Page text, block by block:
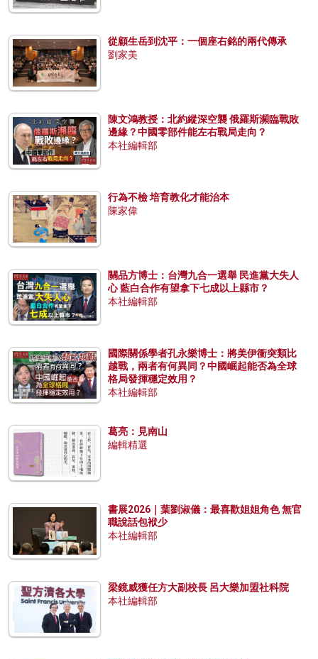
從顧生岳到沈平：一個座右銘的兩代傳承
劉家美
陳文鴻教授：北約縱深空襲 俄羅斯瀕臨戰敗
邊緣？中國零部件能左右戰局走向？
本社編輯部
行為不檢 培育教化才能治本
陳家偉
關品方博士：台灣九合一選舉 民進黨大失人
心 藍白合作有望拿下七成以上縣市？
本社編輯部
國際關係學者孔永樂博士：將美伊衝突類比
越戰，兩者有何異同？中國崛起能否為全球
格局發揮穩定效用？
本社編輯部
葛亮：見南山
編輯精選
書展2026｜葉劉淑儀：最喜歡姐姐角色 無官
職說話包袱少
本社編輯部
梁鏡威獲任方大副校長 呂大樂加盟社科院
本社編輯部